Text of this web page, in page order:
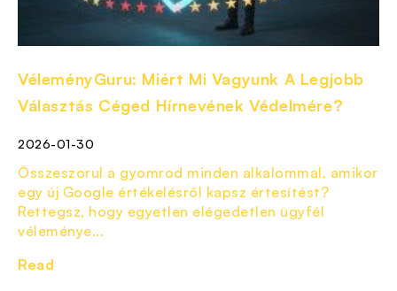
VéleményGuru: Miért Mi Vagyunk A Legjobb
Választás Céged Hírnevének Védelmére?
2026-01-30
Összeszorul a gyomrod minden alkalommal, amikor
egy új Google értékelésről kapsz értesítést?
Rettegsz, hogy egyetlen elégedetlen ügyfél
véleménye...
Read